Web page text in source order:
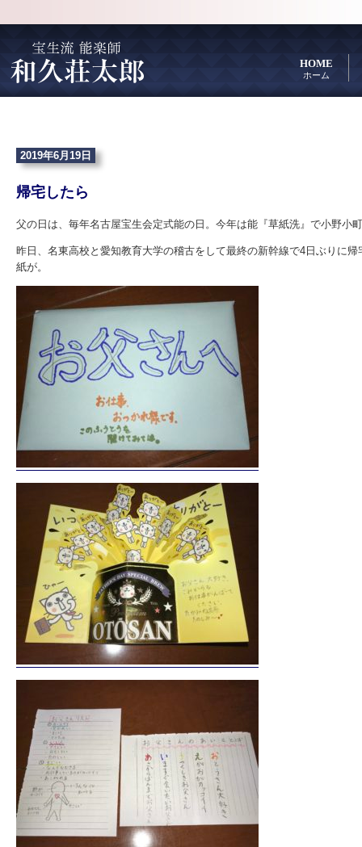
HOME
ホーム
2019年6月19日
帰宅したら
父の日は、毎年名古屋宝生会定式能の日。今年は能『草紙洗』で小野小
昨日、名東高校と愛知教育大学の稽古をして最終の新幹線で4日ぶりに
紙が。